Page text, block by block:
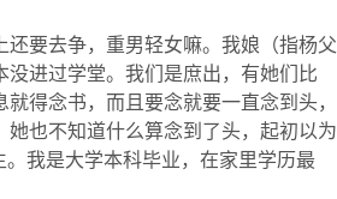
要去争，重男轻女嘛。我娘（指杨父
进过学堂。我们是庶出，有她们比
得念书，而且要念就要一直念到头，
也不知道什么算念到了头，起初以为
我是大学本科毕业，在家里学历最